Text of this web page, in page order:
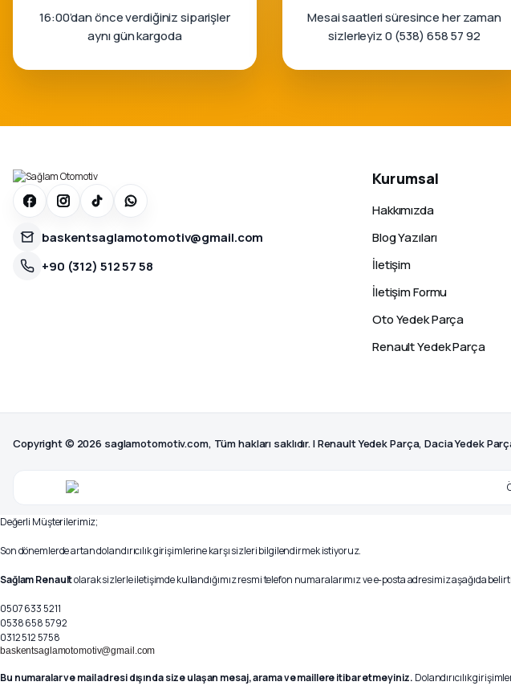
16:00’dan önce verdiğiniz siparişler
aynı gün kargoda
Mesai saatleri süresince her zaman
sizlerleyiz 0 (538) 658 57 92
baskentsaglamotomotiv@gmail.com
+90 (312) 512 57 58
Kurumsal
Hakkımızda
Blog Yazıları
İletişim
İletişim Formu
Oto Yedek Parça
Renault Yedek Parça
Copyright © 2026 saglamotomotiv.com, Tüm hakları saklıdır. | Renault Yedek Parça, Dacia Yedek
Değerli Müşterilerimiz;
Son dönemlerde artan dolandırıcılık girişimlerine karşı sizleri bilgilendirmek istiyoruz.
Sağlam Renaultolarak sizlerle iletişimde kullandığımız resmi telefon numaralarımız ve e-posta adresimiz aşağıda
0507 633 5211
0538 658 5792
0312 512 5758
baskentsaglamotomotiv@gmail.com
Bu numaralar ve mail adresi dışında size ulaşan mesaj, arama ve maillere itibar etmeyiniz. Dolandırıcılık